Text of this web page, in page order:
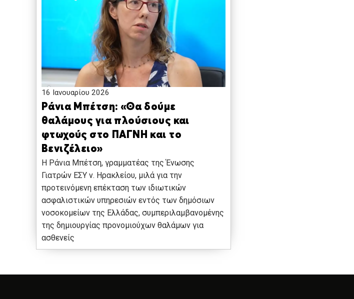
16 Ιανουαρίου 2026
Ράνια Μπέτση: «Θα δούμε
θαλάμους για πλούσιους και
φτωχούς στο ΠΑΓΝΗ και το
Βενιζέλειο»
Η Ράνια Μπέτση, γραμματέας της Ένωσης
Γιατρών ΕΣΥ ν. Ηρακλείου, μιλά για την
προτεινόμενη επέκταση των ιδιωτικών
ασφαλιστικών υπηρεσιών εντός των δημόσιων
νοσοκομείων της Ελλάδας, συμπεριλαμβανομένης
της δημιουργίας προνομιούχων θαλάμων για
ασθενείς